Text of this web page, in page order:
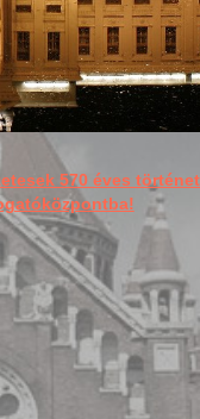
570 éves